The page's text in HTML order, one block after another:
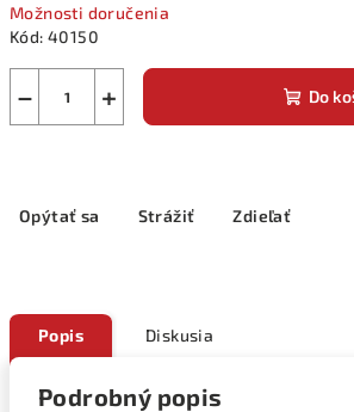
Možnosti doručenia
Kód: 40150
+
− Do
Opýtať sa Strážiť Zdieľať
Popis Diskusia
Podrobný popis